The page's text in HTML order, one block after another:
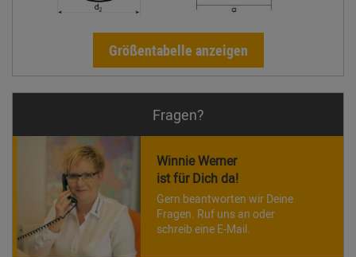
Größentabelle anzeigen
Fragen?
Winnie Werner
ist für Dich da!
Gern beantworten wir Deine
Fragen. Ruf uns an oder
schreib eine E-Mail.